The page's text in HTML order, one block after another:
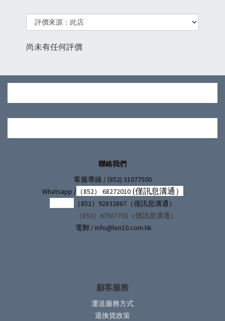
尚未有任何評價
聯絡我們
客服專線 / (852) 31077500
Whatsapp /（852） 68272010 (僅訊息溝通）
（852）92832867（僅訊息溝通）
（852）67567703（僅訊息溝通）
電郵 / info@lon10.com.hk
顧客服務
運送服務方式
退換貨政策